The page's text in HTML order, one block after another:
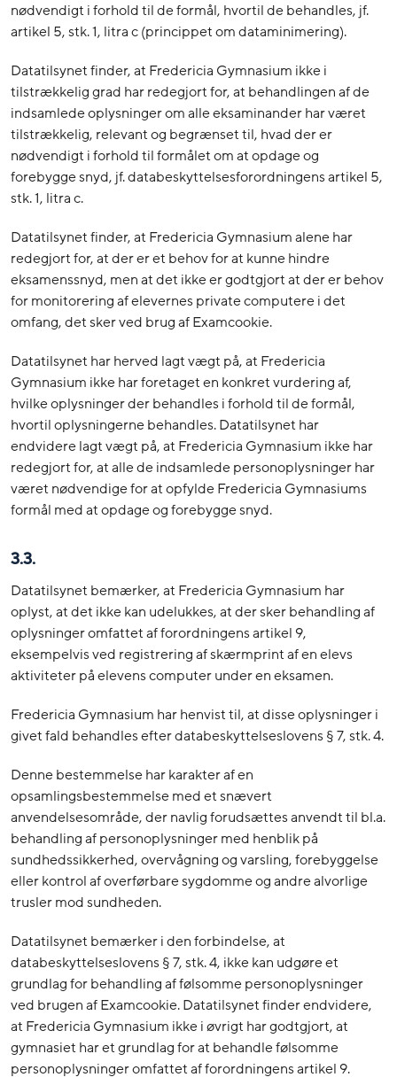
nødvendigt i forhold til de formål, hvortil de behandles, jf.
artikel 5, stk. 1, litra c (princippet om dataminimering).
Datatilsynet finder, at Fredericia Gymnasium ikke i
tilstrækkelig grad har redegjort for, at behandlingen af de
indsamlede oplysninger om alle eksaminander har været
tilstrækkelig, relevant og begrænset til, hvad der er
nødvendigt i forhold til formålet om at opdage og
forebygge snyd, jf. databeskyttelsesforordningens artikel 5,
stk. 1, litra c.
Datatilsynet finder, at Fredericia Gymnasium alene har
redegjort for, at der er et behov for at kunne hindre
eksamenssnyd, men at det ikke er godtgjort at der er behov
for monitorering af elevernes private computere i det
omfang, det sker ved brug af Examcookie.
Datatilsynet har herved lagt vægt på, at Fredericia
Gymnasium ikke har foretaget en konkret vurdering af,
hvilke oplysninger der behandles i forhold til de formål,
hvortil oplysningerne behandles. Datatilsynet har
endvidere lagt vægt på, at Fredericia Gymnasium ikke har
redegjort for, at alle de indsamlede personoplysninger har
været nødvendige for at opfylde Fredericia Gymnasiums
formål med at opdage og forebygge snyd.
3.3.
Datatilsynet bemærker, at Fredericia Gymnasium har
oplyst, at det ikke kan udelukkes, at der sker behandling af
oplysninger omfattet af forordningens artikel 9,
eksempelvis ved registrering af skærmprint af en elevs
aktiviteter på elevens computer under en eksamen.
Fredericia Gymnasium har henvist til, at disse oplysninger i
givet fald behandles efter databeskyttelseslovens § 7, stk. 4.
Denne bestemmelse har karakter af en
opsamlingsbestemmelse med et snævert
anvendelsesområde, der navlig forudsættes anvendt til bl.a.
behandling af personoplysninger med henblik på
sundhedssikkerhed, overvågning og varsling, forebyggelse
eller kontrol af overførbare sygdomme og andre alvorlige
trusler mod sundheden.
Datatilsynet bemærker i den forbindelse, at
databeskyttelseslovens § 7, stk. 4, ikke kan udgøre et
grundlag for behandling af følsomme personoplysninger
ved brugen af Examcookie. Datatilsynet finder endvidere,
at Fredericia Gymnasium ikke i øvrigt har godtgjort, at
gymnasiet har et grundlag for at behandle følsomme
personoplysninger omfattet af forordningens artikel 9.